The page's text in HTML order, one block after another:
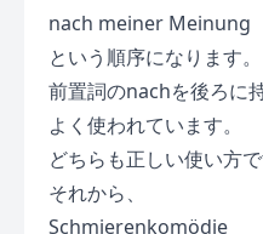
nach meiner Meinung
という順序になります。
前置詞のnachを後ろに
よく使われています。
どちらも正しい使い方で
それから、
Schmierenkomödie